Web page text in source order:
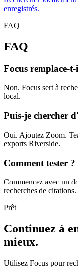
enregistrés.
FAQ
FAQ
Focus remplace-
Non. Focus sert à
local.
Puis-je chercher
Oui. Ajoutez Zoom,
exports Riverside.
Comment tester ?
Commencez avec un
recherches de citations.
Prêt
Continuez à
mieux.
Utilisez Focus pour